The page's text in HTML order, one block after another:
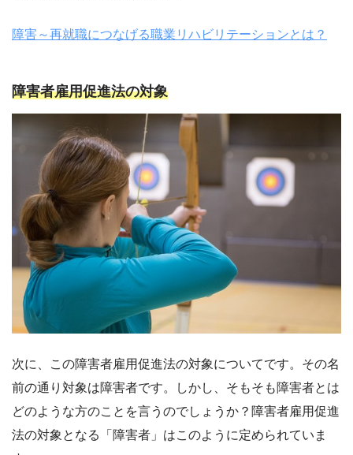
障害～再就職につなげる職業リハビリテーションとは？
障害者雇用促進法の対象
次に、この障害者雇用促進法の対象についてです。その名
前の通り対象は障害者です。しかし、そもそも障害者とは
どのような方のことを言うのでしょうか？障害者雇用促進
法の対象となる「障害者」はこのように定められていま